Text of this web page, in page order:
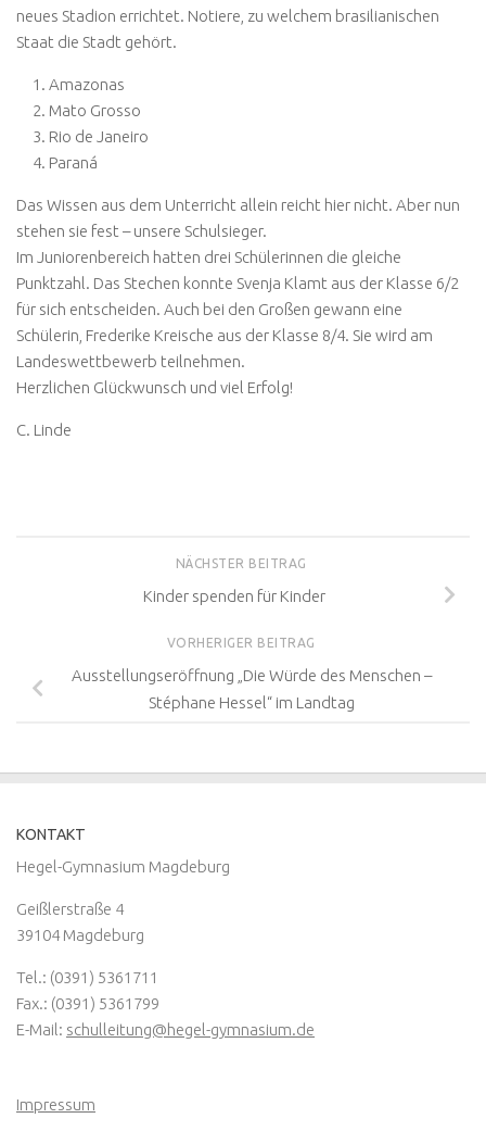
neues Stadion errichtet. Notiere, zu welchem brasilianischen
Staat die Stadt gehört.
Amazonas
Mato Grosso
Rio de Janeiro
Paraná
Das Wissen aus dem Unterricht allein reicht hier nicht. Aber nun
stehen sie fest – unsere Schulsieger.
Im Juniorenbereich hatten drei Schülerinnen die gleiche
Punktzahl. Das Stechen konnte Svenja Klamt aus der Klasse 6/2
für sich entscheiden. Auch bei den Großen gewann eine
Schülerin, Frederike Kreische aus der Klasse 8/4. Sie wird am
Landeswettbewerb teilnehmen.
Herzlichen Glückwunsch und viel Erfolg!
C. Linde
NÄCHSTER BEITRAG
Kinder spenden für Kinder
VORHERIGER BEITRAG
Ausstellungseröffnung „Die Würde des Menschen –
Stéphane Hessel“ im Landtag
KONTAKT
Hegel-Gymnasium Magdeburg
Geißlerstraße 4
39104 Magdeburg
Tel.: (0391) 5361711
Fax.: (0391) 5361799
E-Mail: schulleitung@hegel-gymnasium.de
Impressum